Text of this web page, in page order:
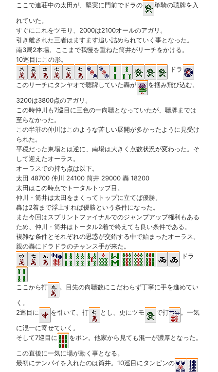
ここで連荘中の太田が、堅実に門前でドラの
単騎の聴牌を入
れていた。
すぐにこれをツモり、2000は2100オールのアガリ。
引き離された三者はますます追い詰められていく事となった。
南3局2本場。ここまで我慢を重ねた筒井がリーチをかける。
10巡目にこの形。
ドラ
このリーチにタンヤオで聴牌していた轟が
を掴み飛び込む。
3200は3800点のアガリ。
この時仲川も7巡目に三色の一向聴となっていたが、聴牌までは
至らなかった。
この半荘の仲川はこのような苦しい展開が多かったように見受け
られた。
平穏だった東場とは逆に、南場は大きく点数状況が変わった。そ
して迎えたオーラス。
オーラスでの持ち点は以下。
太田 48700 仲川 24100 筒井 29000 轟 18200
太田はこの時点でトータルトップ目。
仲川・筒井は太田をまくってトップに立てば優勝。
轟は2着まで浮上すれば優勝という条件になった。
また今回はスプリントファイナルでのジャンプアップ権利もある
ため、仲川・筒井はトータル2着で終えても良い条件である。
複雑な条件とそれぞれの思惑が交錯する中で始まったオーラス。
親の轟にドラドラのチャンス手が来た。
ドラ
ここから打
。目先の向聴数にこだわらず丁寧に手を進めてい
く。
2巡目に
を引いて、打 とし、更にツモ で打
。一気
に混一に寄せていく。
そして7巡目に
をポン。他家から見ても混一が濃厚となった。
この直後に一気に場が動く事となる。
最初にテンパイを入れたのは筒井。10巡目にタンピンの